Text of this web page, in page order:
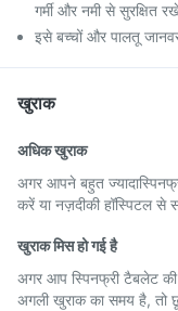
गर्मी और नमी से सुरक्षित
इसे बच्चों और पालतू
खुराक
अधिक खुराक
अगर आपने बहुत
करें या नज़दीकी हॉस्पिटल से
खुराक मिस हो गई है
अगर आप स्पिनफ्री टैबलेट
अगली खुराक का समय है, तो